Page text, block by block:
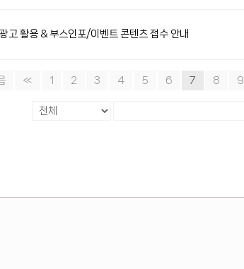
활용 & 부스인포/이벤트 콘텐츠 접수 안내
« 1 2 3 4 5 6 7 8 9